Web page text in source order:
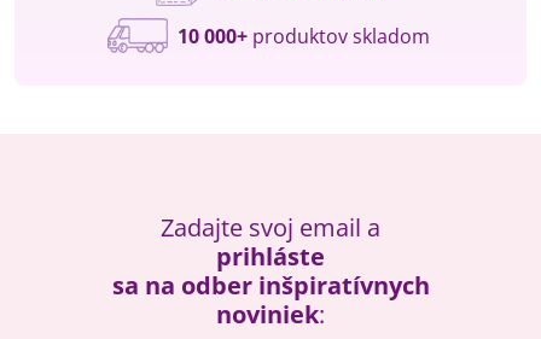
10 000+produktov skladom
Zadajte svoj email a
prihláste
sa na odber inšpiratívnych
noviniek: